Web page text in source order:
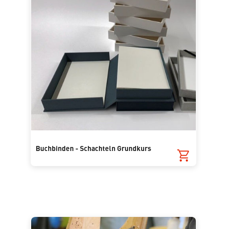
Buchbinden - Schachteln Grundkurs